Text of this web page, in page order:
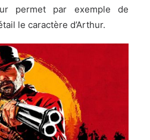
permet par exemple de
le caractère d’Arthur.